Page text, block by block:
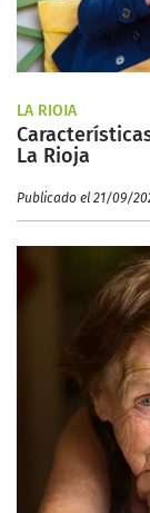
LA RIOJA
La Rioja
Publicado el 21/09/